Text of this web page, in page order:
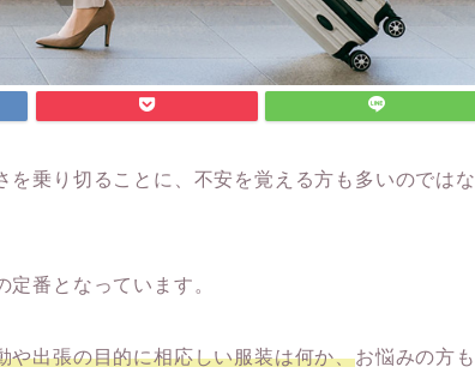
乗り切ることに、不安を覚える方も多いのではな
番となっています。
や出張の目的に相応しい服装は何か、お悩みの方も